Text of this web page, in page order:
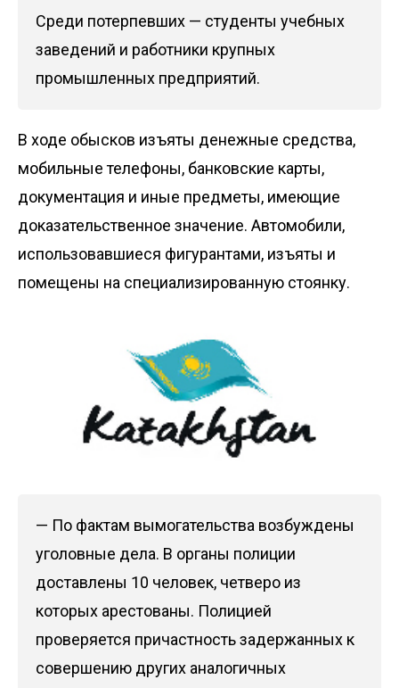
Среди потерпевших — студенты учебных
заведений и работники крупных
промышленных предприятий.
В ходе обысков изъяты денежные средства,
мобильные телефоны, банковские карты,
документация и иные предметы, имеющие
доказательственное значение. Автомобили,
использовавшиеся фигурантами, изъяты и
помещены на специализированную стоянку.
— По фактам вымогательства возбуждены
уголовные дела. В органы полиции
доставлены 10 человек, четверо из
которых арестованы. Полицией
проверяется причастность задержанных к
совершению других аналогичных